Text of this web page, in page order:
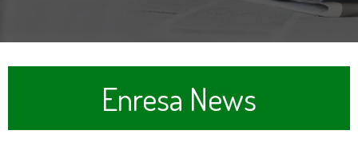
Enresa News